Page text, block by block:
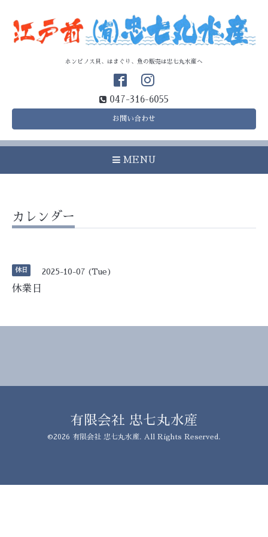
ホンビノス貝、はまぐり、魚の販売は忠七丸水産へ
047-316-6055
お問い合わせ
MENU
カレンダー
休日 2025-10-07 (Tue)
休業日
有限会社 忠七丸水産
©2026 有限会社 忠七丸水産. All Rights Reserved.